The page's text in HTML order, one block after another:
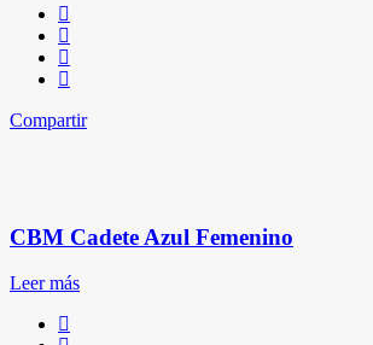
Compartir
CBM Cadete Azul Femenino
Leer más